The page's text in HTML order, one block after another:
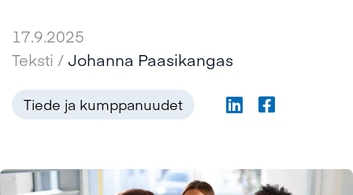
17.9.2025
Teksti / Johanna Paasikangas
Tiede ja kumppanuudet